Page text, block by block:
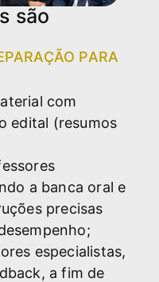
são
PARA
com
edital (resumos
a banca oral e
precisas
especialistas,
a fim de